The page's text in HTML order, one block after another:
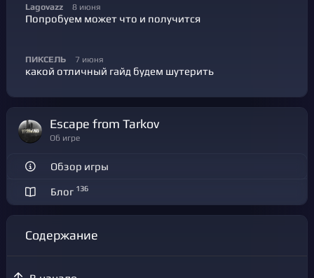
Lagovazz 8 июня
Попробуем может что и получится
ПИКСЕЛЬ 7 июня
какой отличный гайд будем шутерить
Escape from Tarkov
Об игре
Обзор игры
Блог 136
Содержание